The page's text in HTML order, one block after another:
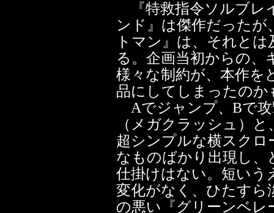
『特救指令ソルブレ
ンド』は傑作だったが
トマン』は、それと
る。企画当初からの
様々な制約が、本作を
品にしてしまったのか
Aでジャンプ、Bで攻
（メガクラッシュ）
超シンプルな横スク
なものばかり出現し
仕掛けはない。短いう
変化がなく、ひたすら
の悪い『グリーンベレ